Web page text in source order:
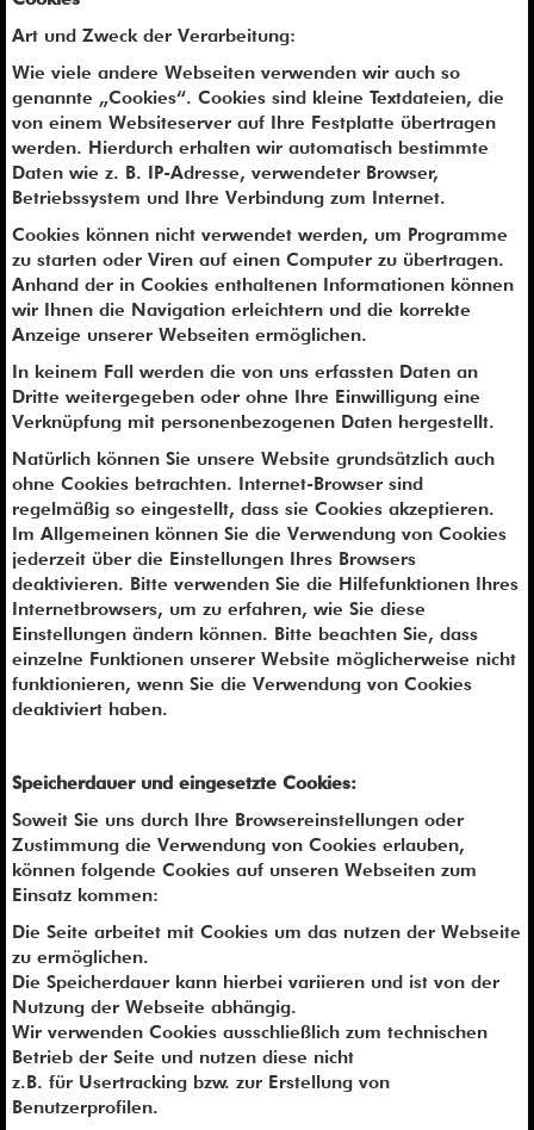
Art und Zweck der Verarbeitung:
Wie viele andere Webseiten verwenden wir auch so
genannte „Cookies“. Cookies sind kleine Textdateien, die
von einem Websiteserver auf Ihre Festplatte übertragen
werden. Hierdurch erhalten wir automatisch bestimmte
Daten wie z. B. IP-Adresse, verwendeter Browser,
Betriebssystem und Ihre Verbindung zum Internet.
Cookies können nicht verwendet werden, um Programme
zu starten oder Viren auf einen Computer zu übertragen.
Anhand der in Cookies enthaltenen Informationen können
wir Ihnen die Navigation erleichtern und die korrekte
Anzeige unserer Webseiten ermöglichen.
In keinem Fall werden die von uns erfassten Daten an
Dritte weitergegeben oder ohne Ihre Einwilligung eine
Verknüpfung mit personenbezogenen Daten hergestellt.
Natürlich können Sie unsere Website grundsätzlich auch
ohne Cookies betrachten. Internet-Browser sind
regelmäßig so eingestellt, dass sie Cookies akzeptieren.
Im Allgemeinen können Sie die Verwendung von Cookies
jederzeit über die Einstellungen Ihres Browsers
deaktivieren. Bitte verwenden Sie die Hilfefunktionen Ihres
Internetbrowsers, um zu erfahren, wie Sie diese
Einstellungen ändern können. Bitte beachten Sie, dass
einzelne Funktionen unserer Website möglicherweise nicht
funktionieren, wenn Sie die Verwendung von Cookies
deaktiviert haben.
Speicherdauer und eingesetzte Cookies:
Soweit Sie uns durch Ihre Browsereinstellungen oder
Zustimmung die Verwendung von Cookies erlauben,
können folgende Cookies auf unseren Webseiten zum
Einsatz kommen:
Die Seite arbeitet mit Cookies um das nutzen der Webseite
zu ermöglichen.
Die Speicherdauer kann hierbei variieren und ist von der
Nutzung der Webseite abhängig.
Wir verwenden Cookies ausschließlich zum technischen
Betrieb der Seite und nutzen diese nicht
z.B. für Usertracking bzw. zur Erstellung von
Benutzerprofilen.